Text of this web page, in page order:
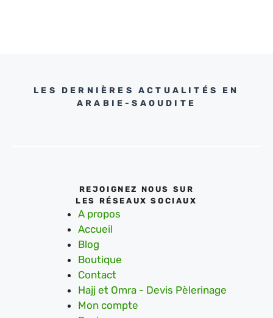
LES DERNIÈRES ACTUALITÉS EN
ARABIE-SAOUDITE
REJOIGNEZ NOUS SUR
LES RÉSEAUX SOCIAUX
A propos
Accueil
Blog
Boutique
Contact
Hajj et Omra - Devis Pèlerinage
Mon compte